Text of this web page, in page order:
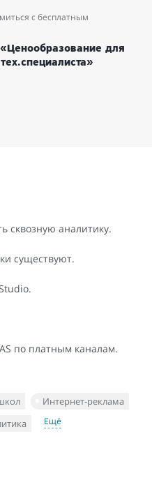
с бесплатным
для
сквозную аналитику.
существуют.
по платным каналам.
Интернет-реклама
Ещё